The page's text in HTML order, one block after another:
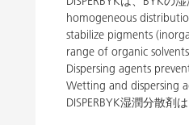
homogeneous
stabilize pigments
range of organic
Dispersing agents
Wetting and dispersing
DISPERBYK湿潤分散剤